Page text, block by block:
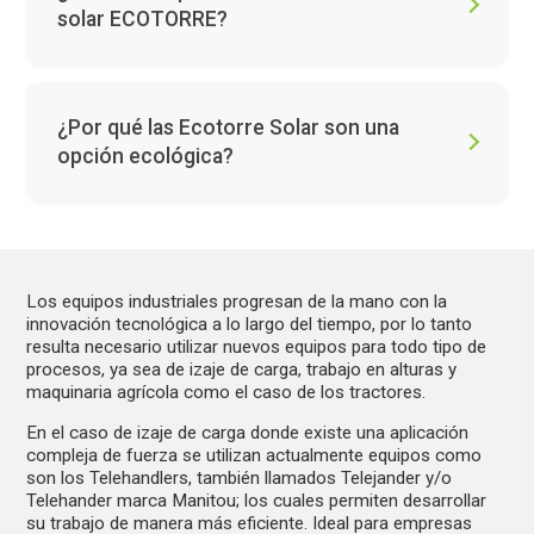
Gracias a su energía renovable y eficiencia, ayudan a
Iluminación portátil y eficiente
solar ECOTORRE?
través de la sección "Contáctanos" en nuestra
página web o solicitar una cotización personalizada
Asesoría especializada
Soluciones a medida para tu industria
Solicita tu cotización hoy y lleva la mejor energía
solar a tu proyecto.
¿Por qué las Ecotorre Solar son una
opción ecológica?
significativamente las emisiones de carbono. Esta
tecnología sostenible ayuda a minimizar el impacto
ambiental y optimiza el consumo energético en
cualquier industria.
Los equipos industriales progresan de la mano con la
innovación tecnológica a lo largo del tiempo, por lo tanto
resulta necesario utilizar nuevos equipos para todo tipo de
procesos, ya sea de izaje de carga, trabajo en alturas y
maquinaria agrícola como el caso de los tractores.
En el caso de izaje de carga donde existe una aplicación
compleja de fuerza se utilizan actualmente equipos como
son los Telehandlers, también llamados Telejander y/o
Telehander marca Manitou; los cuales permiten desarrollar
su trabajo de manera más eficiente. Ideal para empresas